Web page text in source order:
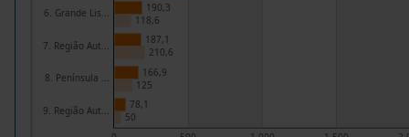
6. Grande Lis...
7. Região Aut...
8. Península ...
9. Região Aut...
190,3
187,1
166,9
78,1
118,6
210,6
125
50